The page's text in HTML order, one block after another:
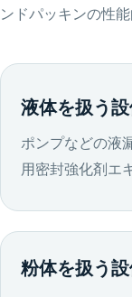
ンドパッキンの性能
液体を扱う
ポンプなどの液
用密封強化剤エ
粉体を扱う